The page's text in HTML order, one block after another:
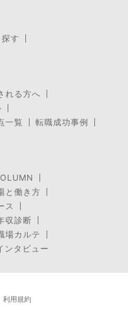
す
れる方へ
一覧
転職成功事例
と働き方
ス
収診断
場カルテ
ンタビュー
利用規約